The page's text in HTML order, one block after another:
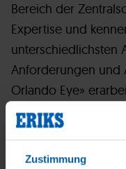
Zustimmung
Bereich der
Expertise und
unterschiedlichsten
Anforderungen und
Orlando Eye»
aussergewöhnlich,
schmiert. So
einzeln und die